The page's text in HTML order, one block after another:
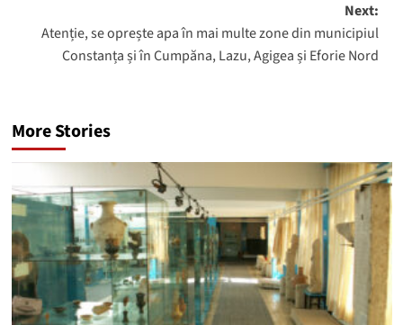
Next:
Atenție, se oprește apa în mai multe zone din municipiul
Constanța și în Cumpăna, Lazu, Agigea și Eforie Nord
More Stories